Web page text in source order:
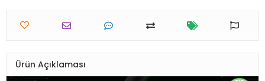
Ürün Açıklaması